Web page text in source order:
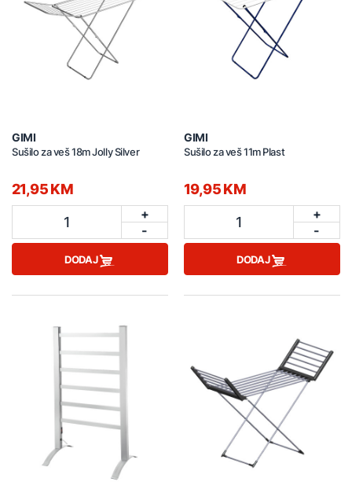
GIMI
Sušilo za veš 18m Jolly Silver
21,95 KM
1
+
-
DODAJ
GIMI
Sušilo za veš 11m Plast
19,95 KM
1
+
-
DODAJ